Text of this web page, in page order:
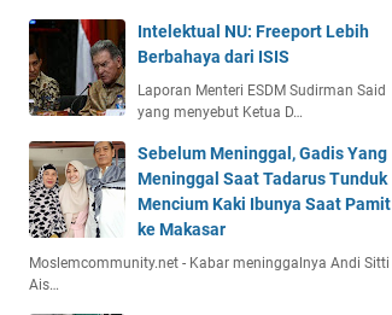
Intelektual NU: Freeport Lebih
Berbahaya dari ISIS
Laporan Menteri ESDM Sudirman Said
yang menyebut Ketua D…
Sebelum Meninggal, Gadis Yang
Meninggal Saat Tadarus Tunduk
Mencium Kaki Ibunya Saat Pamit
ke Makasar
Moslemcommunity.net - Kabar meninggalnya Andi Sitti
Ais…